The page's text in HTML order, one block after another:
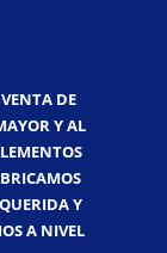
DE
Y AL
Y
A NIVEL